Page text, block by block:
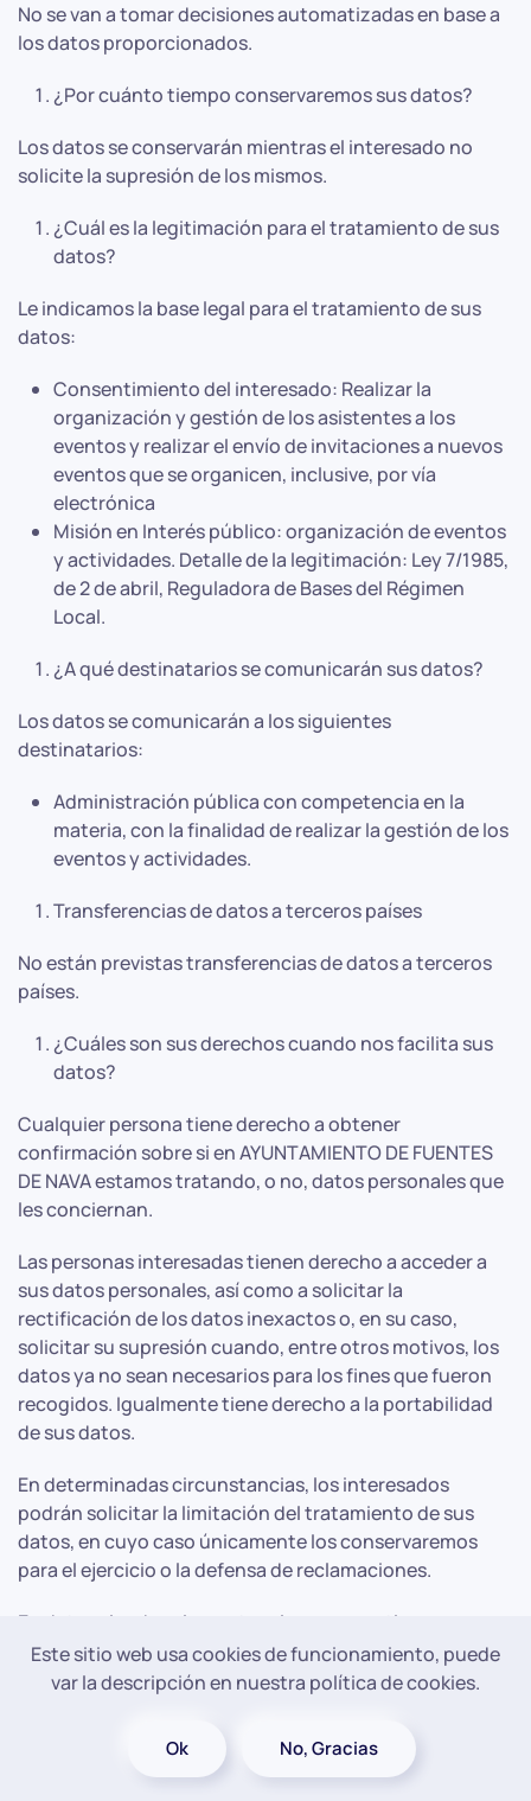
No se van a tomar decisiones automatizadas en base a
los datos proporcionados.
¿Por cuánto tiempo conservaremos sus datos?
Los datos se conservarán mientras el interesado no
solicite la supresión de los mismos.
¿Cuál es la legitimación para el tratamiento de sus
datos?
Le indicamos la base legal para el tratamiento de sus
datos:
Consentimiento del interesado: Realizar la
organización y gestión de los asistentes a los
eventos y realizar el envío de invitaciones a nuevos
eventos que se organicen, inclusive, por vía
electrónica
Misión en Interés público: organización de eventos
y actividades. Detalle de la legitimación: Ley 7/1985,
de 2 de abril, Reguladora de Bases del Régimen
Local.
¿A qué destinatarios se comunicarán sus datos?
Los datos se comunicarán a los siguientes
destinatarios:
Administración pública con competencia en la
materia, con la finalidad de realizar la gestión de los
eventos y actividades.
Transferencias de datos a terceros países
No están previstas transferencias de datos a terceros
países.
¿Cuáles son sus derechos cuando nos facilita sus
datos?
Cualquier persona tiene derecho a obtener
confirmación sobre si en AYUNTAMIENTO DE FUENTES
DE NAVA estamos tratando, o no, datos personales que
les conciernan.
Las personas interesadas tienen derecho a acceder a
sus datos personales, así como a solicitar la
rectificación de los datos inexactos o, en su caso,
solicitar su supresión cuando, entre otros motivos, los
datos ya no sean necesarios para los fines que fueron
recogidos. Igualmente tiene derecho a la portabilidad
de sus datos.
En determinadas circunstancias, los interesados
podrán solicitar la limitación del tratamiento de sus
datos, en cuyo caso únicamente los conservaremos
para el ejercicio o la defensa de reclamaciones.
En determinadas circunstancias y por motivos
relacionados con su situación particular, los
interesados podrán oponerse al tratamiento de sus
NAVA dejará de tratar los datos, salvo por motivos
legítimos imperiosos, o el ejercicio o la defensa de
Este sitio web usa cookies de funcionamiento, puede
var la descripción en nuestra política de cookies.
Ok No, Gracias